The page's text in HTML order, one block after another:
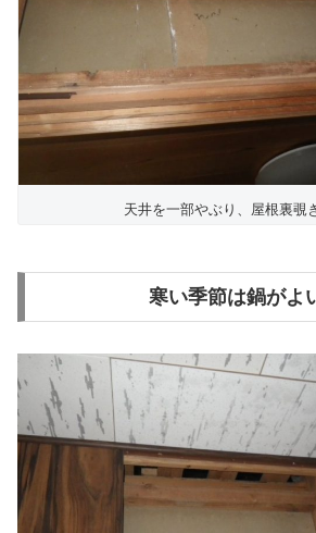
天井を一部やぶり、屋根裏覗
寒い季節は鍋がよ